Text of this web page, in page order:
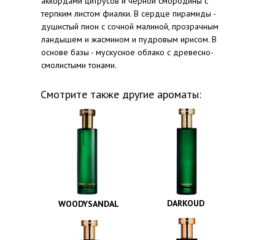
терпким листом фиалки. В сердце пирамиды -
душистый пион с сочной малиной, прозрачным
ландышем и жасмином и пудровым ирисом. В
основе базы - мускусное облако с древесно-
смолистыми тонами.
Смотрите также другие ароматы:
DARKOUD
WOODYSANDAL